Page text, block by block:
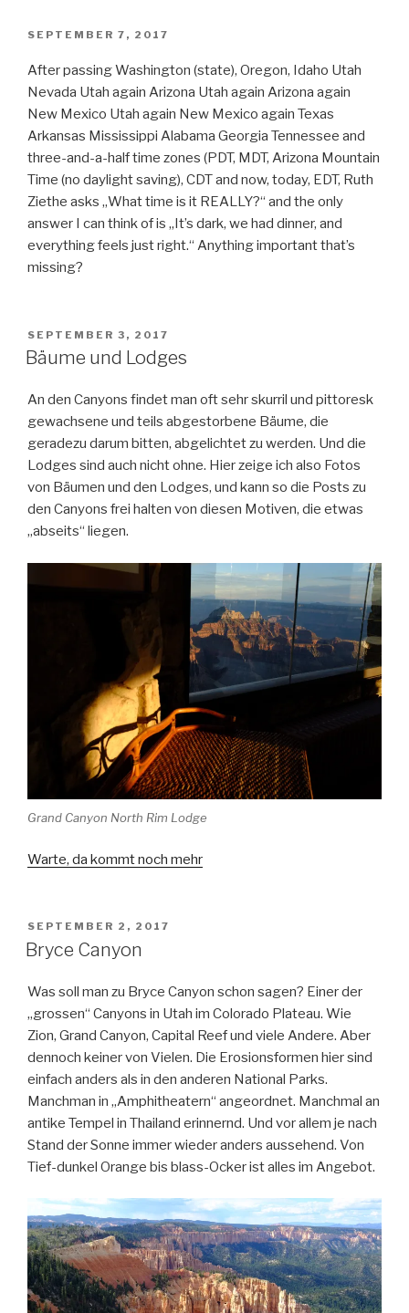
VERÖFFENTLICHT
SEPTEMBER 7, 2017
After passing Washington (state), Oregon, Idaho Utah
Nevada Utah again Arizona Utah again Arizona again
New Mexico Utah again New Mexico again Texas
Arkansas Mississippi Alabama Georgia Tennessee and
three-and-a-half time zones (PDT, MDT, Arizona Mountain
Time (no daylight saving), CDT and now, today, EDT, Ruth
Ziethe asks „What time is it REALLY?“ and the only
answer I can think of is „It’s dark, we had dinner, and
everything feels just right.“ Anything important that’s
missing?
VERÖFFENTLICHT
AM
SEPTEMBER 3, 2017
Bäume und Lodges
An den Canyons findet man oft sehr skurril und pittoresk
gewachsene und teils abgestorbene Bäume, die
geradezu darum bitten, abgelichtet zu werden. Und die
Lodges sind auch nicht ohne. Hier zeige ich also Fotos
von Bäumen und den Lodges, und kann so die Posts zu
den Canyons frei halten von diesen Motiven, die etwas
„abseits“ liegen.
Grand Canyon North Rim Lodge
Warte, da kommt noch mehr
VERÖFFENTLICHT
AM
SEPTEMBER 2, 2017
Bryce Canyon
Was soll man zu Bryce Canyon schon sagen? Einer der
„grossen“ Canyons in Utah im Colorado Plateau. Wie
Zion, Grand Canyon, Capital Reef und viele Andere. Aber
dennoch keiner von Vielen. Die Erosionsformen hier sind
einfach anders als in den anderen National Parks.
Manchman in „Amphitheatern“ angeordnet. Manchmal an
antike Tempel in Thailand erinnernd. Und vor allem je nach
Stand der Sonne immer wieder anders aussehend. Von
Tief-dunkel Orange bis blass-Ocker ist alles im Angebot.